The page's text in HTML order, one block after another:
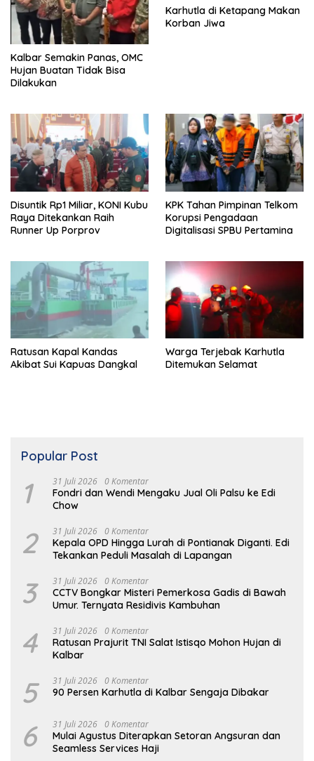
Kalbar Semakin Panas, OMC
Hujan Buatan Tidak Bisa
Dilakukan
Karhutla di Ketapang Makan
Korban Jiwa
Disuntik Rp1 Miliar, KONI Kubu
Raya Ditekankan Raih
Runner Up Porprov
KPK Tahan Pimpinan Telkom
Korupsi Pengadaan
Digitalisasi SPBU Pertamina
Ratusan Kapal Kandas
Akibat Sui Kapuas Dangkal
Warga Terjebak Karhutla
Ditemukan Selamat
Popular Post
1 31 Juli 2026 0 Komentar
Fondri dan Wendi Mengaku Jual Oli Palsu ke Edi
Chow
2 31 Juli 2026 0 Komentar
Kepala OPD Hingga Lurah di Pontianak Diganti. Edi
Tekankan Peduli Masalah di Lapangan
3 31 Juli 2026 0 Komentar
CCTV Bongkar Misteri Pemerkosa Gadis di Bawah
Umur. Ternyata Residivis Kambuhan
4 31 Juli 2026 0 Komentar
Ratusan Prajurit TNI Salat Istisqo Mohon Hujan di
Kalbar
5 31 Juli 2026 0 Komentar
90 Persen Karhutla di Kalbar Sengaja Dibakar
6 31 Juli 2026 0 Komentar
Mulai Agustus Diterapkan Setoran Angsuran dan
Seamless Services Haji